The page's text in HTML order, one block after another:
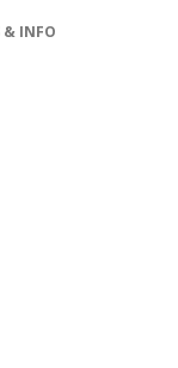
& INFO